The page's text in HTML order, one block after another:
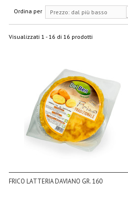
Ordina per Prezzo: dal più basso
Visualizzati 1 - 16 di 16 prodotti
FRICO LATTERIA DAVIANO GR. 160